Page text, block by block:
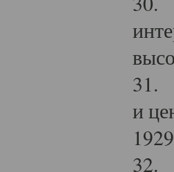
31.
и
32.